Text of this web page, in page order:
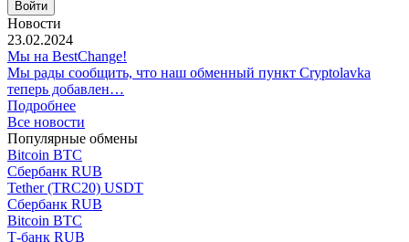
Новости
23.02.2024
Мы на BestChange!
Мы рады сообщить, что наш обменный пункт Cryptolavka
теперь добавлен…
Подробнее
Все новости
Популярные обмены
Bitcoin BTC
Сбербанк RUB
Tether (TRC20) USDT
Сбербанк RUB
Bitcoin BTC
Т-банк RUB